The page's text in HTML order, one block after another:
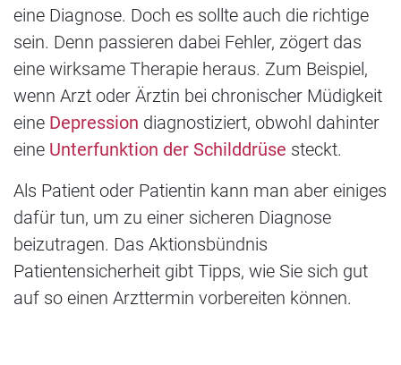
eine Diagnose. Doch es sollte auch die richtige
sein. Denn passieren dabei Fehler, zögert das
eine wirksame Therapie heraus. Zum Beispiel,
wenn Arzt oder Ärztin bei chronischer Müdigkeit
eine Depression diagnostiziert, obwohl dahinter
eine Unterfunktion der Schilddrüse steckt.
Als Patient oder Patientin kann man aber einiges
dafür tun, um zu einer sicheren Diagnose
beizutragen. Das Aktionsbündnis
Patientensicherheit gibt Tipps, wie Sie sich gut
auf so einen Arzttermin vorbereiten können.